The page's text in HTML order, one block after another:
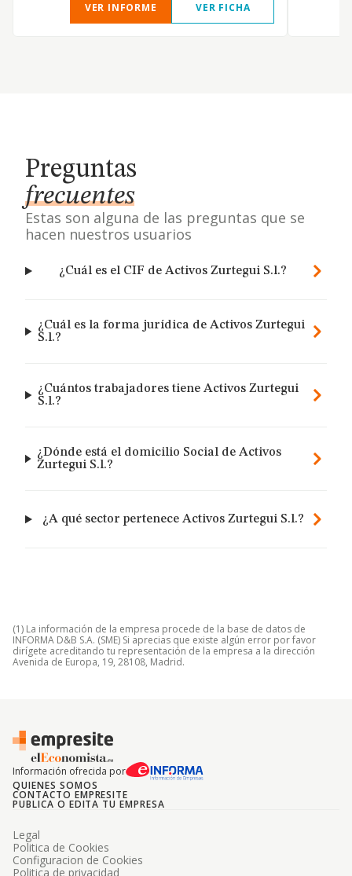
VER INFORME VER FICHA
Preguntas
frecuentes
Estas son alguna de las preguntas que se
hacen nuestros usuarios
¿Cuál es el CIF de Activos Zurtegui S.l.?
¿Cuál es la forma jurídica de Activos Zurtegui
S.l.?
¿Cuántos trabajadores tiene Activos Zurtegui
S.l.?
¿Dónde está el domicilio Social de Activos
Zurtegui S.l.?
¿A qué sector pertenece Activos Zurtegui S.l.?
(1) La información de la empresa procede de la base de datos de
INFORMA D&B S.A. (SME) Si aprecias que existe algún error por favor
dirígete acreditando tu representación de la empresa a la dirección
Avenida de Europa, 19, 28108, Madrid.
Información ofrecida por
QUIENES SOMOS
CONTACTO EMPRESITE
PUBLICA O EDITA TU EMPRESA
Legal
Politica de Cookies
Configuracion de Cookies
Politica de privacidad